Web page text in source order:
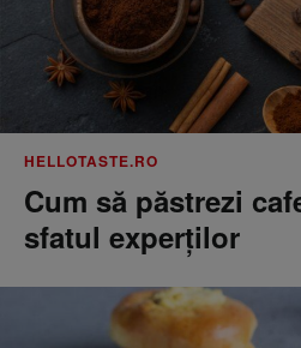
HELLOTASTE.RO
Cum să păstrezi
sfatul experților